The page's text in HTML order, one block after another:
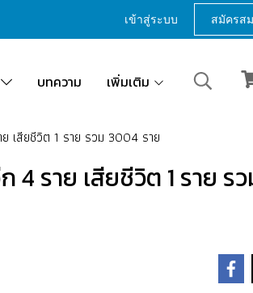
เข้าสู่ระบบ สมัครส
บทความ เพิ่มเติม
เสียชีวิต 1 ราย รวม 3004 ราย
4 ราย เสียชีวิต 1 ราย ร